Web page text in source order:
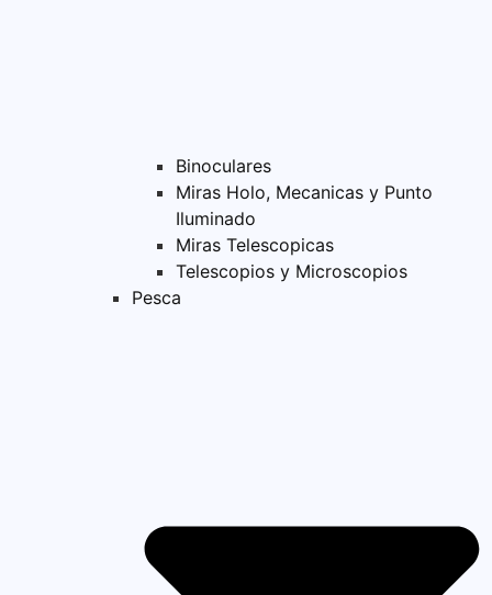
Binoculares
Miras Holo, Mecanicas y Punto
Iluminado
Miras Telescopicas
Telescopios y Microscopios
Pesca